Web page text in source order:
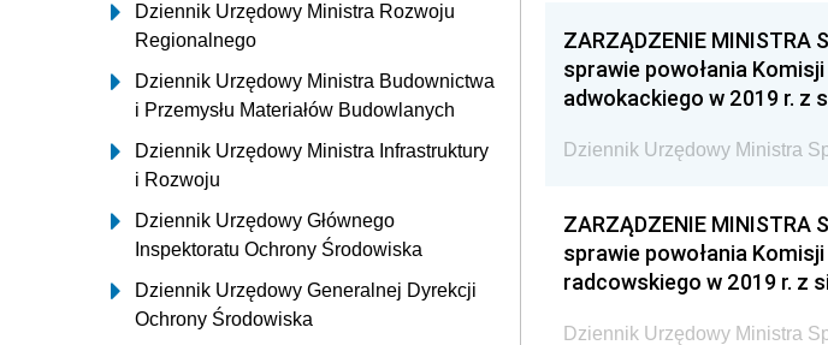
Dziennik Urzędowy Ministra Rozwoju
Regionalnego
Dziennik Urzędowy Ministra Budownictwa
i Przemysłu Materiałów Budowlanych
Dziennik Urzędowy Ministra Infrastruktury
i Rozwoju
Dziennik Urzędowy Głównego
Inspektoratu Ochrony Środowiska
Dziennik Urzędowy Generalnej Dyrekcji
Ochrony Środowiska
ZARZĄDZENIE MINISTRA
sprawie powołania
adwokackiego w 2019 r. z
Dziennik Urzędowy Ministra
ZARZĄDZENIE MINISTRA
sprawie powołania
radcowskiego w 2019 r. z
Dziennik Urzędowy Ministra